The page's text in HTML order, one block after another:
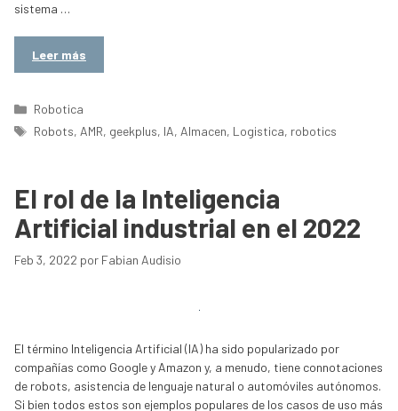
sistema …
Leer más
Categorías
Robotica
Etiquetas
Robots, AMR, geekplus, IA, Almacen, Logistica, robotics
El rol de la Inteligencia
Artificial industrial en el 2022
Feb 3, 2022 por Fabian Audisio
El término Inteligencia Artificial (IA) ha sido popularizado por
compañías como Google y Amazon y, a menudo, tiene connotaciones
de robots, asistencia de lenguaje natural o automóviles autónomos.
Si bien todos estos son ejemplos populares de los casos de uso más